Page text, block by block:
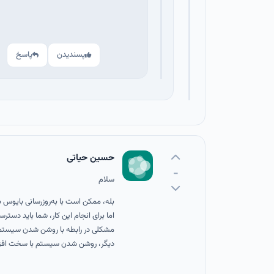
پسندیدن پاسخ
-
حسین حیاتی
سلام
اما برای انجام این کار، شما باید
مشکلی در رابطه با روشن شدن
دیگر، روشن شدن سیستم با سخت